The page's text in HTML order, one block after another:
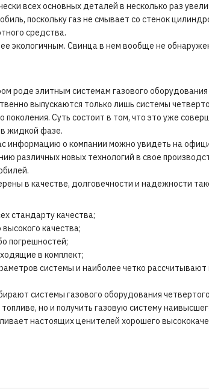
всех основных деталей в несколько раз
поскольку газ не смывает со стенок
средства.
экологичным. Свинца в нем вообще не
роде элитным системам газового
выпускаются только лишь системы
Суть состоит в том, что это уже
жидкой фазе.
о компании можно увидеть на
различных новых технологий в свое
в качестве, долговечности и надежности
стандарту качества;
качества;
погрешностей;
в комплект;
системы и наиболее четко
системы газового оборудования
но и получить газовую систему
настоящих ценителей хорошего